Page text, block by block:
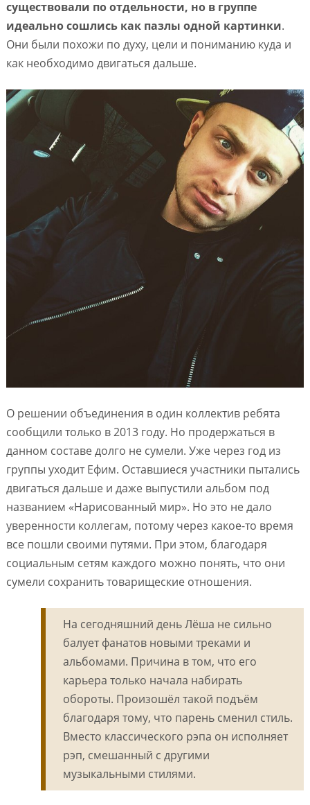
существовали по отдельности, но в группе
идеально сошлись как пазлы одной картинки.
Они были похожи по духу, цели и пониманию куда и
как необходимо двигаться дальше.
О решении объединения в один коллектив ребята
сообщили только в 2013 году. Но продержаться в
данном составе долго не сумели. Уже через год из
группы уходит Ефим. Оставшиеся участники пытались
двигаться дальше и даже выпустили альбом под
названием «Нарисованный мир». Но это не дало
уверенности коллегам, потому через какое-то время
все пошли своими путями. При этом, благодаря
социальным сетям каждого можно понять, что они
сумели сохранить товарищеские отношения.
На сегодняшний день Лёша не сильно
балует фанатов новыми треками и
альбомами. Причина в том, что его
карьера только начала набирать
обороты. Произошёл такой подъём
благодаря тому, что парень сменил стиль.
Вместо классического рэпа он исполняет
рэп, смешанный с другими
музыкальными стилями.